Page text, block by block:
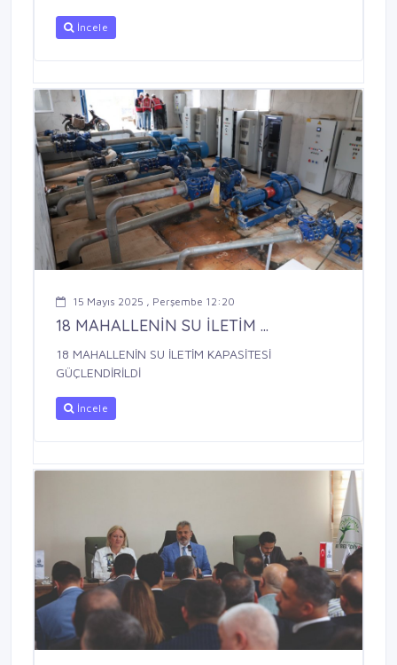
İncele
15 Mayıs 2025 , Perşembe 12:20
18 MAHALLENİN SU İLETİM ...
18 MAHALLENİN SU İLETİM KAPASİTESİ
GÜÇLENDİRİLDİ
İncele